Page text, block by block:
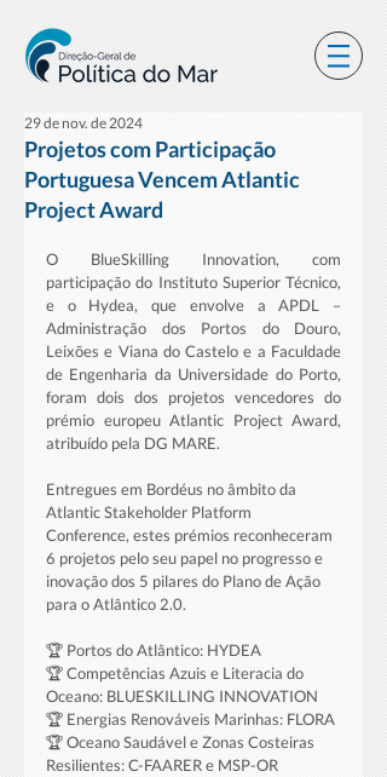
Projetos com Participação
Portuguesa Vencem Atlantic
Project Award
29 de nov. de 2024
O BlueSkilling Innovation, com
participação do Instituto Superior Técnico,
e o Hydea, que envolve a APDL –
Administração dos Portos do Douro,
Leixões e Viana do Castelo e a Faculdade
de Engenharia da Universidade do Porto,
foram dois dos projetos vencedores do
prémio europeu Atlantic Project Award,
atribuído pela DG MARE.
Entregues em Bordéus no âmbito da
Atlantic Stakeholder Platform
Conference, estes prémios reconheceram
6 projetos pelo seu papel no progresso e
inovação dos 5 pilares do Plano de Ação
para o Atlântico 2.0.
🏆 Portos do Atlântico: HYDEA
🏆 Competências Azuis e Literacia do
Oceano: BLUESKILLING INNOVATION
🏆 Energias Renováveis Marinhas: FLORA
🏆 Oceano Saudável e Zonas Costeiras
Resilientes: C-FAARER e MSP-OR